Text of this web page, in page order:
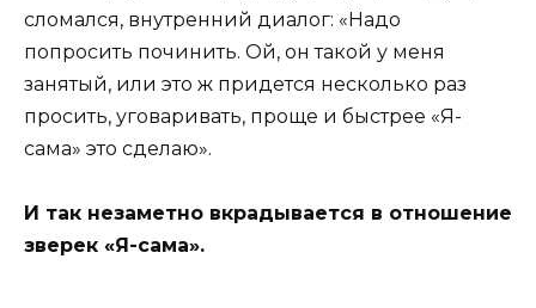
сломался, внутренний диалог: «Надо
попросить починить. Ой, он такой у меня
занятый, или это ж придется несколько раз
просить, уговаривать, проще и быстрее «Я-
сама» это сделаю».
И так незаметно вкрадывается в отношение
зверек «Я-сама».